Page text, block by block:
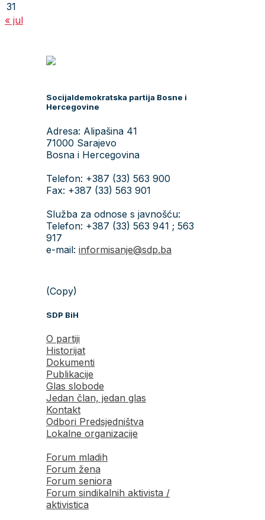
31
« jul
Socijaldemokratska partija Bosne i
Hercegovine
Adresa: Alipašina 41
71000 Sarajevo
Bosna i Hercegovina
Telefon: +387 (33) 563 900
Fax: +387 (33) 563 901
Služba za odnose s javnošću:
Telefon: +387 (33) 563 941 ; 563
917
e-mail: informisanje@sdp.ba
(Copy)
SDP BiH
O partiji
Historijat
Dokumenti
Publikacije
Glas slobode
Jedan član, jedan glas
Kontakt
Odbori Predsjedništva
Lokalne organizacije
Forum mladih
Forum žena
Forum seniora
Forum sindikalnih aktivista /
aktivistica